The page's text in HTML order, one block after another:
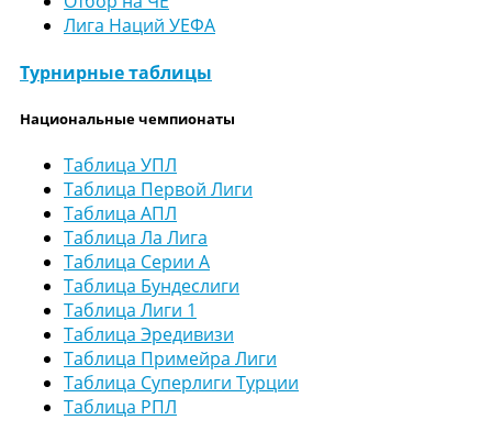
Лига Наций УЕФА
Турнирные таблицы
Национальные чемпионаты
Таблица УПЛ
Таблица Первой Лиги
Таблица АПЛ
Таблица Ла Лига
Таблица Серии А
Таблица Бундеслиги
Таблица Лиги 1
Таблица Эредивизи
Таблица Примейра Лиги
Таблица Суперлиги Турции
Таблица РПЛ